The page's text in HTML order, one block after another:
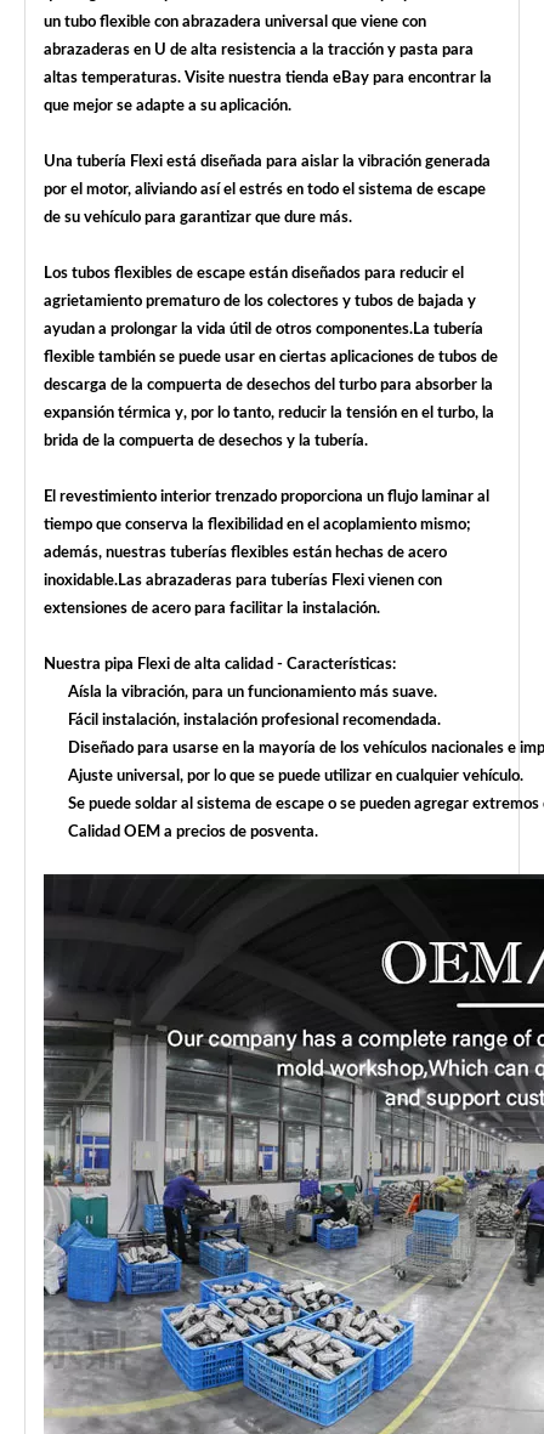
un tubo flexible con abrazadera universal que viene con
abrazaderas en U de alta resistencia a la tracción y pasta para
altas temperaturas. Visite nuestra tienda eBay para encontrar la
que mejor se adapte a su aplicación.
Una tubería Flexi está diseñada para aislar la vibración generada
por el motor, aliviando así el estrés en todo el sistema de escape
de su vehículo para garantizar que dure más.
Los tubos flexibles de escape están diseñados para reducir el
agrietamiento prematuro de los colectores y tubos de bajada y
ayudan a prolongar la vida útil de otros componentes.La tubería
flexible también se puede usar en ciertas aplicaciones de tubos de
descarga de la compuerta de desechos del turbo para absorber la
expansión térmica y, por lo tanto, reducir la tensión en el turbo, la
brida de la compuerta de desechos y la tubería.
El revestimiento interior trenzado proporciona un flujo laminar al
tiempo que conserva la flexibilidad en el acoplamiento mismo;
además, nuestras tuberías flexibles están hechas de acero
inoxidable.Las abrazaderas para tuberías Flexi vienen con
extensiones de acero para facilitar la instalación.
Nuestra pipa Flexi de alta calidad - Características:
Aísla la vibración, para un funcionamiento más suave.
Fácil instalación, instalación profesional recomendada.
Diseñado para usarse en la mayoría de los vehículos nacionales e
Ajuste universal, por lo que se puede utilizar en cualquier vehículo.
Se puede soldar al sistema de escape o se pueden agregar
Calidad OEM a precios de posventa.